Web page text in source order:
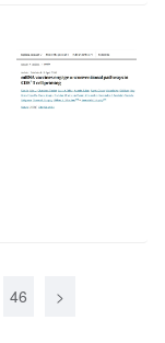
46 >